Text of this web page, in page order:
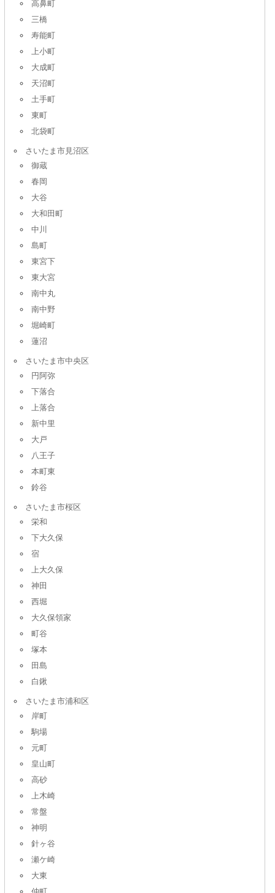
高鼻町
三橋
寿能町
上小町
大成町
天沼町
土手町
東町
北袋町
さいたま市見沼区
御蔵
春岡
大谷
大和田町
中川
島町
東宮下
東大宮
南中丸
南中野
堀崎町
蓮沼
さいたま市中央区
円阿弥
下落合
上落合
新中里
大戸
八王子
本町東
鈴谷
さいたま市桜区
栄和
下大久保
宿
上大久保
神田
西堀
大久保領家
町谷
塚本
田島
白鍬
さいたま市浦和区
岸町
駒場
元町
皇山町
高砂
上木崎
常盤
神明
針ヶ谷
瀬ケ崎
大東